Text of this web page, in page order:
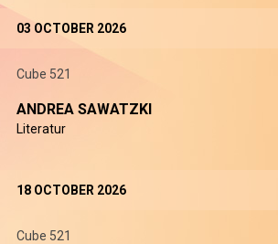
03 OCTOBER 2026
Cube 521
ANDREA SAWATZKI
Literatur
18 OCTOBER 2026
Cube 521